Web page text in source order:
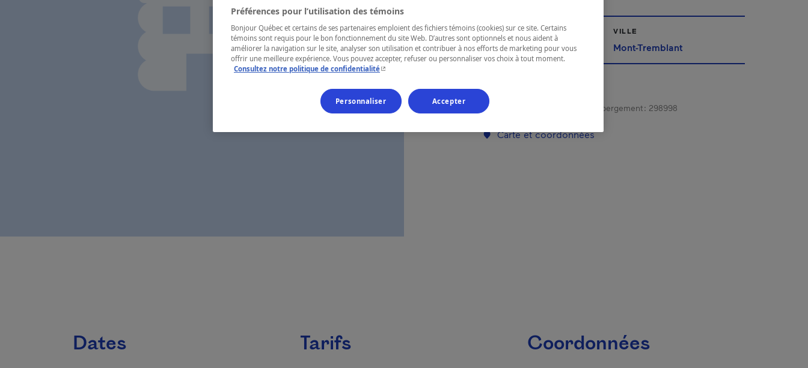
RÉGION
Laurentides
VILLE
Mont-Tremblant
Numéro d’enregistrement d’hébergement : 298998
Carte et coordonnées
Dates Tarifs Coordonnées
Préférences pour l’utilisation des témoins
Bonjour Québec et certains de ses partenaires emploient des fichiers témoins (cookies) sur ce site. Certains
témoins sont requis pour le bon fonctionnement du site Web. D’autres sont optionnels et nous aident à
améliorer la navigation sur le site, analyser son utilisation et contribuer à nos efforts de marketing pour vous
offrir une meilleure expérience. Vous pouvez accepter, refuser ou personnaliser vos choix à tout moment.
Consultez notre politique de confidentialité- Cet hyperlien s'ouvrira dans une nouvelle fenêtre.
Personnaliser Accepter